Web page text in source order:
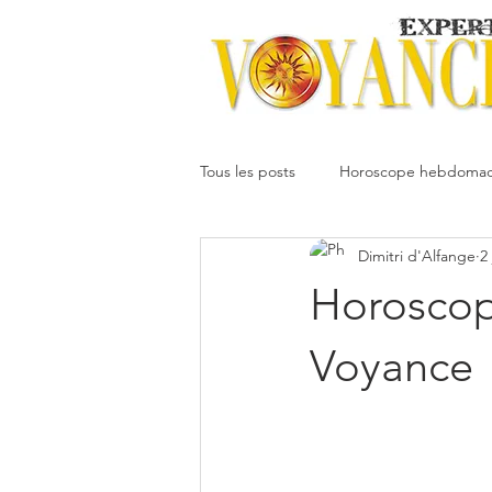
Tous les posts Horoscope
Votre communauté
Oracledesmiroirs
Voyance
Dimitri d'Alfange 2